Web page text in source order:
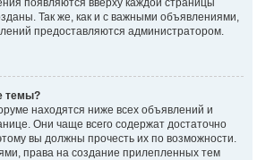
появляются вверху каждой страницы
Так же, как и с важными объявлениями,
предоставляются администратором.
темы?
находятся ниже всех объявлений и
Они чаще всего содержат достаточно
вы должны прочесть их по возможности.
права на создание прилепленных тем